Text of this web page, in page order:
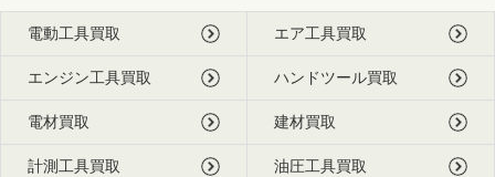
電動工具買取 エア工具買取
エンジン工具買取 ハンドツール買取
電材買取 建材買取
計測工具買取 油圧工具買取